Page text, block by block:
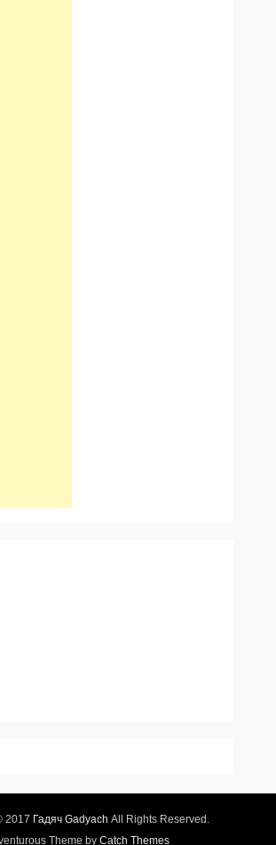
2017 Гадяч Gadyach All Rights Reserved.
Theme by Catch Themes